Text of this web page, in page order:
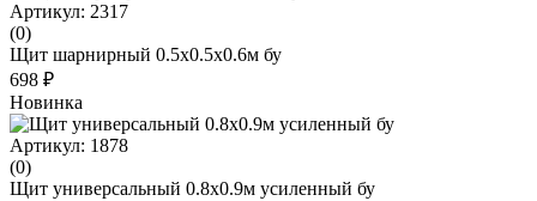
Артикул: 2317
(0)
Щит шарнирный 0.5x0.5x0.6м бу
698 ₽
Новинка
Артикул: 1878
(0)
Щит универсальный 0.8х0.9м усиленный бу